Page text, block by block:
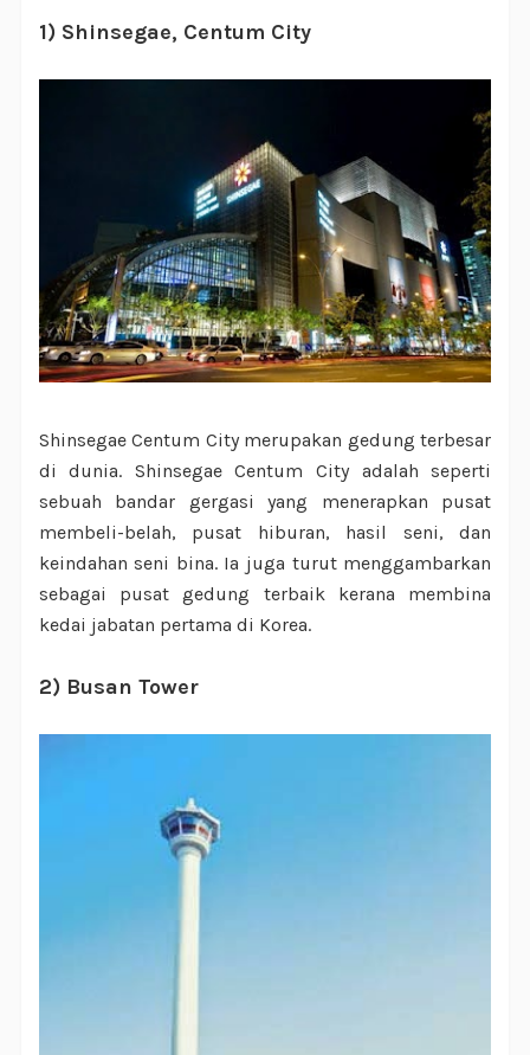
1) Shinsegae, Centum City
Shinsegae Centum City merupakan gedung terbesar
di dunia. Shinsegae Centum City adalah seperti
sebuah bandar gergasi yang menerapkan pusat
membeli-belah, pusat hiburan, hasil seni, dan
keindahan seni bina. Ia juga turut menggambarkan
sebagai pusat gedung terbaik kerana membina
kedai jabatan pertama di Korea.
2) Busan Tower